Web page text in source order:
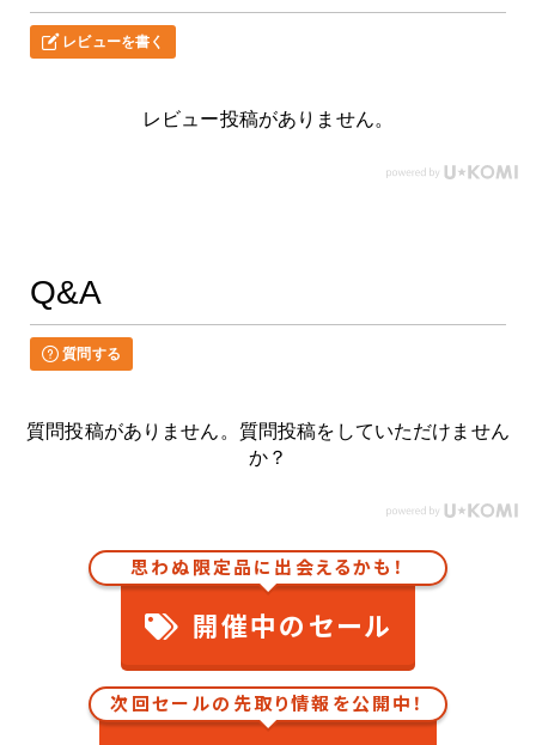
レビューを書く
レビュー投稿がありません。
Q&A
質問する
質問投稿がありません。質問投稿をしていただけません
か？
思わぬ限定品に出会えるかも！
開催中のセール
次回セールの先取り情報を公開中！